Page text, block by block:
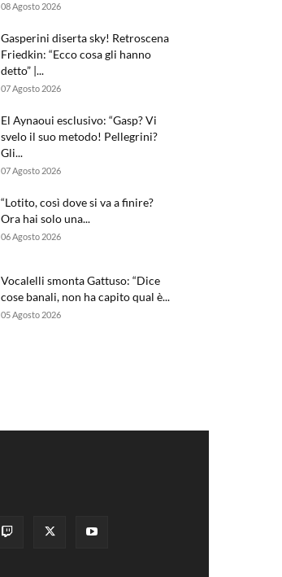
08 Agosto 2026
Gasperini diserta sky! Retroscena
Friedkin: “Ecco cosa gli hanno
detto” |...
07 Agosto 2026
El Aynaoui esclusivo: “Gasp? Vi
svelo il suo metodo! Pellegrini?
Gli...
07 Agosto 2026
“Lotito, così dove si va a finire?
Ora hai solo una...
06 Agosto 2026
Vocalelli smonta Gattuso: “Dice
cose banali, non ha capito qual è...
05 Agosto 2026